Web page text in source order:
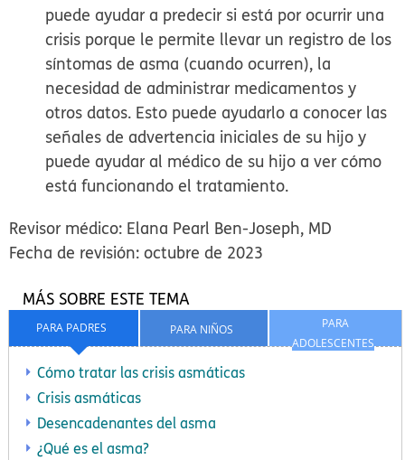
puede ayudar a predecir si está por ocurrir una
crisis porque le permite llevar un registro de los
síntomas de asma (cuando ocurren), la
necesidad de administrar medicamentos y
otros datos. Esto puede ayudarlo a conocer las
señales de advertencia iniciales de su hijo y
puede ayudar al médico de su hijo a ver cómo
está funcionando el tratamiento.
Revisor médico: Elana Pearl Ben-Joseph, MD
Fecha de revisión: octubre de 2023
PARA
ADOLESCENTES
PARA NIÑOS
PARA PADRES
MÁS SOBRE ESTE TEMA
Cómo tratar las crisis asmáticas
Crisis asmáticas
Desencadenantes del asma
¿Qué es el asma?